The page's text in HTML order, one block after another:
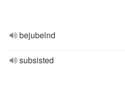
bejubelnd
subsisted